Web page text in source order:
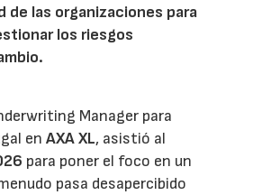
de las organizaciones para
los riesgos
Manager para
enAXA XL, asistió al
para poner el foco en un
pasa desapercibido